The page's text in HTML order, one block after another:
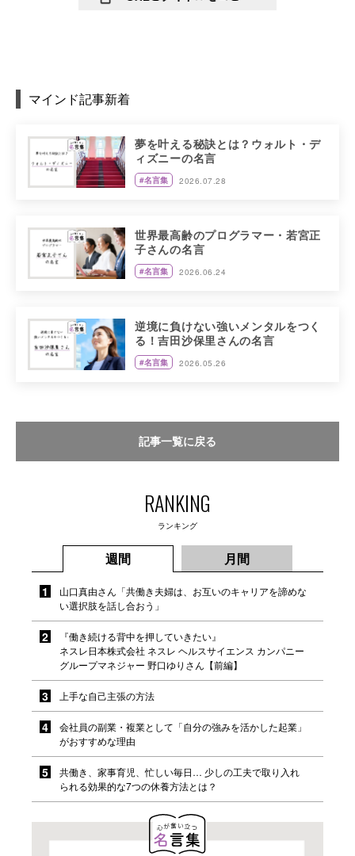
マインド記事新着
夢を叶える秘訣とは？ウォルト・デ
ィズニーの名言
#名言集 2026.07.28
世界最高齢のプログラマー・若宮正
子さんの名言
#名言集 2026.06.24
逆境に負けない強いメンタルをつく
る！吉田沙保里さんの名言
#名言集 2026.05.26
記事一覧に戻る
RANKING
ランキング
週間 月間
山口真由さん「共働き夫婦は、お互いのキャリアを諦めな
い選択肢を話し合おう」
『働き続ける背中を押していきたい』
ネスレ日本株式会社 ネスレ ヘルスサイエンス カンパニー
グループマネジャー 野口ゆりさん【前編】
上手な自己主張の方法
会社員の副業・複業として「自分の強みを活かした起業」
がおすすめな理由
共働き、家事育児、忙しい毎日… 少しの工夫で取り入れ
られる効果的な7つの休養方法とは？